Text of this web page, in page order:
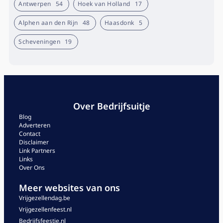
Antwerpen 54 Hoek van Holland 17
Alphen aan den Rijn 48 Haasdonk 5
Scheveningen 19
Over Bedrijfsuitje
Blog
Adverteren
Contact
Disclaimer
Link Partners
Links
Over Ons
Meer websites van ons
Vrijgezellendag.be
Vrijgezellenfeest.nl
Bedrijfsfeestje.nl